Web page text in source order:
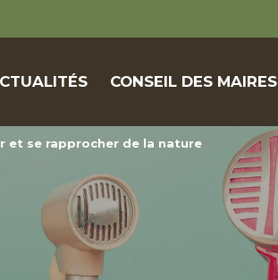
CONSEIL DES MAIRES
et se rapprocher de la nature